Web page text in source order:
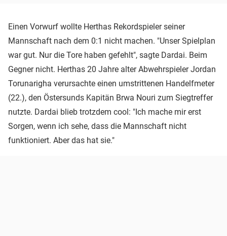
Einen Vorwurf wollte Herthas Rekordspieler seiner
Mannschaft nach dem 0:1 nicht machen. "Unser Spielplan
war gut. Nur die Tore haben gefehlt", sagte Dardai. Beim
Gegner nicht. Herthas 20 Jahre alter Abwehrspieler Jordan
Torunarigha verursachte einen umstrittenen Handelfmeter
(22.), den Östersunds Kapitän Brwa Nouri zum Siegtreffer
nutzte. Dardai blieb trotzdem cool: "Ich mache mir erst
Sorgen, wenn ich sehe, dass die Mannschaft nicht
funktioniert. Aber das hat sie."